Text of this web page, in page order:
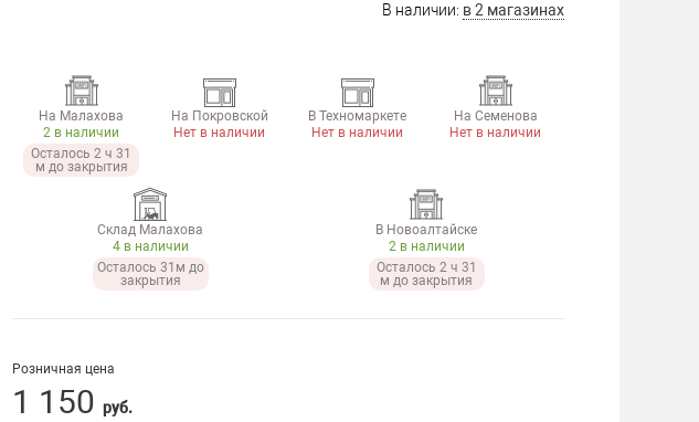
В наличии: в 2 магазинах
На Малахова
2 в наличии
Осталось 2 ч 31
м до закрытия
На Покровской
Нет в наличии
В Техномаркете
Нет в наличии
На Семенова
Нет в наличии
Склад Малахова
4 в наличии
Осталось 31м до
закрытия
В Новоалтайске
2 в наличии
Осталось 2 ч 31
м до закрытия
Розничная цена
1 150 руб.